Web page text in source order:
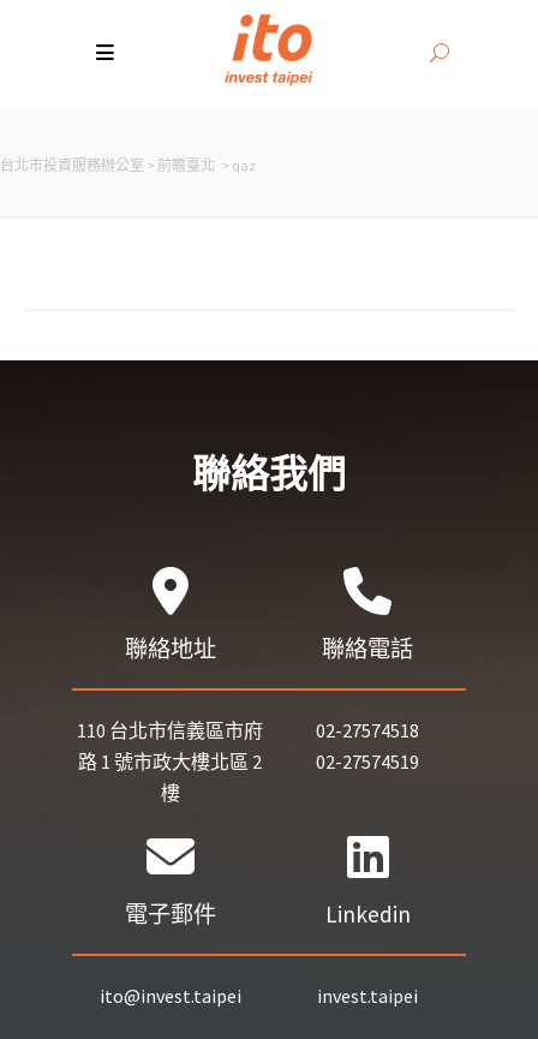
台北市投資服務辦公室 > 前瞻臺北 > qaz
聯絡我們
聯絡地址
110 台北市信義區市府
路 1 號市政大樓北區 2
樓
聯絡電話
02-27574518
02-27574519
電子郵件
ito@invest.taipei
Linkedin
invest.taipei